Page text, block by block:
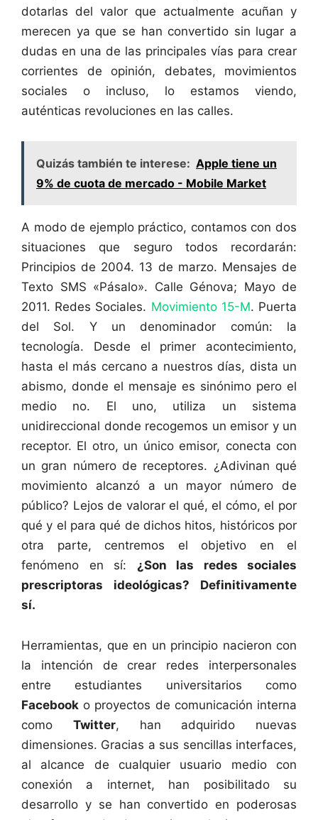
dotarlas del valor que actualmente acuñan y
merecen ya que se han convertido sin lugar a
dudas en una de las principales vías para crear
corrientes de opinión, debates, movimientos
sociales o incluso, lo estamos viendo,
auténticas revoluciones en las calles.
Quizás también te interese: Apple tiene un
9% de cuota de mercado - Mobile Market
A modo de ejemplo práctico, contamos con dos
situaciones que seguro todos recordarán:
Principios de 2004. 13 de marzo. Mensajes de
Texto SMS «Pásalo». Calle Génova; Mayo de
2011. Redes Sociales. Movimiento 15-M. Puerta
del Sol. Y un denominador común: la
tecnología. Desde el primer acontecimiento,
hasta el más cercano a nuestros días, dista un
abismo, donde el mensaje es sinónimo pero el
medio no. El uno, utiliza un sistema
unidireccional donde recogemos un emisor y un
receptor. El otro, un único emisor, conecta con
un gran número de receptores. ¿Adivinan qué
movimiento alcanzó a un mayor número de
público? Lejos de valorar el qué, el cómo, el por
qué y el para qué de dichos hitos, históricos por
otra parte, centremos el objetivo en el
fenómeno en sí: ¿Son las redes sociales
prescriptoras ideológicas? Definitivamente
sí.
Herramientas, que en un principio nacieron con
la intención de crear redes interpersonales
entre estudiantes universitarios como
Facebook o proyectos de comunicación interna
como Twitter, han adquirido nuevas
dimensiones. Gracias a sus sencillas interfaces,
al alcance de cualquier usuario medio con
conexión a internet, han posibilitado su
desarrollo y se han convertido en poderosas